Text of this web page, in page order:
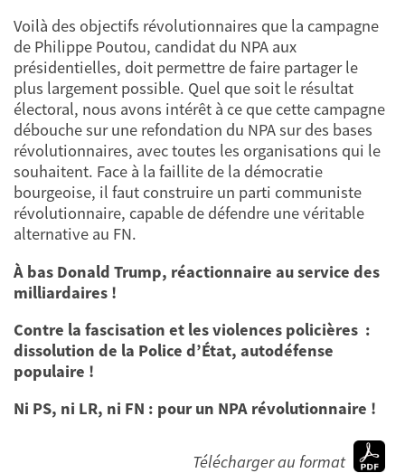
Voilà des objectifs révolutionnaires que la campagne
de Philippe Poutou, candidat du NPA aux
présidentielles, doit permettre de faire partager le
plus largement possible. Quel que soit le résultat
électoral, nous avons intérêt à ce que cette campagne
débouche sur une refondation du NPA sur des bases
révolutionnaires, avec toutes les organisations qui le
souhaitent. Face à la faillite de la démocratie
bourgeoise, il faut construire un parti communiste
révolutionnaire, capable de défendre une véritable
alternative au FN.
À bas Donald Trump, réactionnaire au service des
milliardaires !
Contre la fascisation et les violences policières :
dissolution de la Police d’État, autodéfense
populaire !
Ni PS, ni LR, ni FN : pour un NPA révolutionnaire !
Télécharger au format